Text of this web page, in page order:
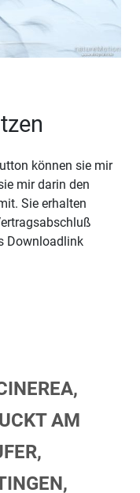
können sie mir
mir darin den
Sie erhalten
Downloadlink
AM